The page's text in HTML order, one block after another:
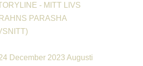
- MITT LIVS
PARASHA
December 2023 Augusti